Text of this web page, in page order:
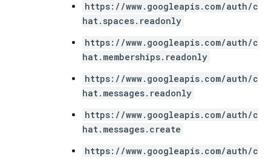
https://www.googleapis.com/auth/c
hat.spaces.readonly
https://www.googleapis.com/auth/c
hat.memberships.readonly
https://www.googleapis.com/auth/c
hat.messages.readonly
https://www.googleapis.com/auth/c
hat.messages.create
https://www.googleapis.com/auth/c